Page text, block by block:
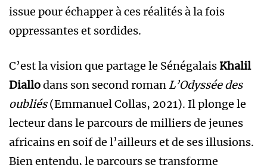
issue pour échapper à ces réalités à la fois
oppressantes et sordides.
C’est la vision que partage le SénégalaisKhalil
Diallodans son second roman L’Odyssée des
oubliés(Emmanuel Collas, 2021). Il plonge le
lecteur dans le parcours de milliers de jeunes
africains en soif de l’ailleurs et de ses illusions.
Bien entendu, le parcours se transforme